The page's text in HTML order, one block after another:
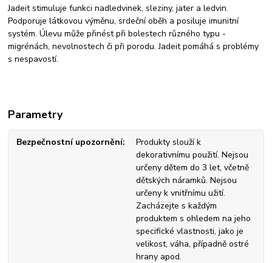
Jadeit stimuluje funkci nadledvinek, sleziny, jater a ledvin.
Podporuje látkovou výměnu, srdeční oběh a posiluje imunitní
systém. Úlevu může přinést při bolestech různého typu -
migrénách, nevolnostech či při porodu. Jadeit pomáhá s problémy
s nespavostí.
Parametry
Bezpečnostní upozornění
Produkty slouží k
dekorativnímu použití. Nejsou
určeny dětem do 3 let, včetně
dětských náramků. Nejsou
určeny k vnitřnímu užití.
Zacházejte s každým
produktem s ohledem na jeho
specifické vlastnosti, jako je
velikost, váha, případně ostré
hrany apod.